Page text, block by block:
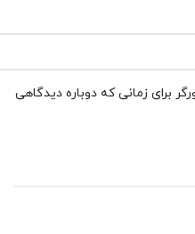
برای زمانی که دوباره دیدگاهی